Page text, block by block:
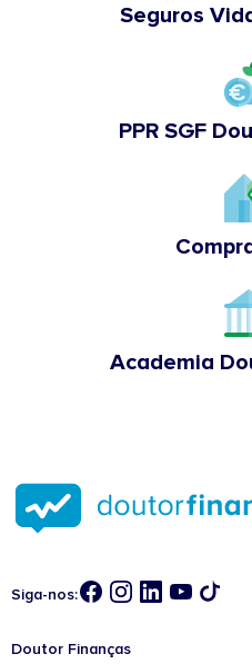
Seguros
PPR SGF
Academia
Siga-nos:
Doutor Finanças